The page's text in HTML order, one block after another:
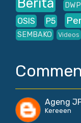
Berita DWP
OSIS
P5
SEMBAKO
Videos
Ageng
Kereeen